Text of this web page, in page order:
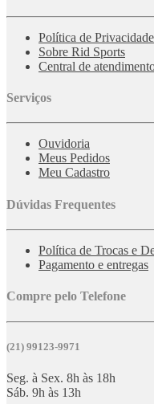
Política de
Sobre Rid Sports
Central de
Serviços
Ouvidoria
Meus Pedidos
Meu Cadastro
Dúvidas Frequentes
Política de Trocas e
Pagamento e entregas
Compre pelo Telefone
(21) 99123-9971
Seg. à Sex. 8h às 18h
Sáb. 9h às 13h